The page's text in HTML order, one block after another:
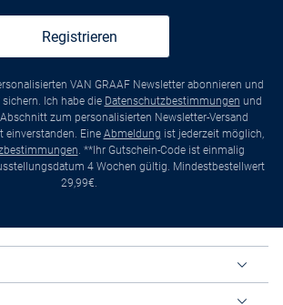
Registrieren
VAN GRAAF Newsletter abonnieren und
Ich habe die Datenschutzbestimmungen und
zum personalisierten Newsletter-Versand
einverstanden. Eine Abmeldung ist jederzeit möglich,
. **Ihr Gutschein-Code ist einmalig
4 Wochen gültig. Mindestbestellwert
29,99€.